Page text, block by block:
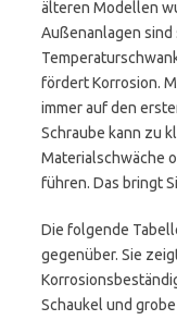
älteren Modellen
Außenanlagen sind
fördert Korrosion.
immer auf den
Schraube kann zu
Materialschwäche
führen. Das bringt
Die folgende
gegenüber. Sie
Schaukel und